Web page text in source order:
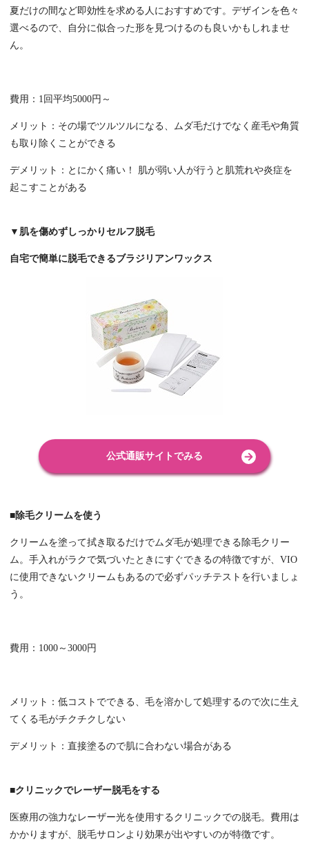
夏だけの間など即効性を求める人におすすめです。デザインを色々
選べるので、自分に似合った形を見つけるのも良いかもしれませ
ん。
費用：1回平均5000円～
メリット：その場でツルツルになる、ムダ毛だけでなく産毛や角質
も取り除くことができる
デメリット：とにかく痛い！ 肌が弱い人が行うと肌荒れや炎症を
起こすことがある
▼肌を傷めずしっかりセルフ脱毛
自宅で簡単に脱毛できるブラジリアンワックス
公式通販サイトでみる
■除毛クリームを使う
クリームを塗って拭き取るだけでムダ毛が処理できる除毛クリー
ム。手入れがラクで気づいたときにすぐできるの特徴ですが、VIO
に使用できないクリームもあるので必ずパッチテストを行いましょ
う。
費用：1000～3000円
メリット：低コストでできる、毛を溶かして処理するので次に生え
てくる毛がチクチクしない
デメリット：直接塗るので肌に合わない場合がある
■クリニックでレーザー脱毛をする
医療用の強力なレーザー光を使用するクリニックでの脱毛。費用は
かかりますが、脱毛サロンより効果が出やすいのが特徴です。